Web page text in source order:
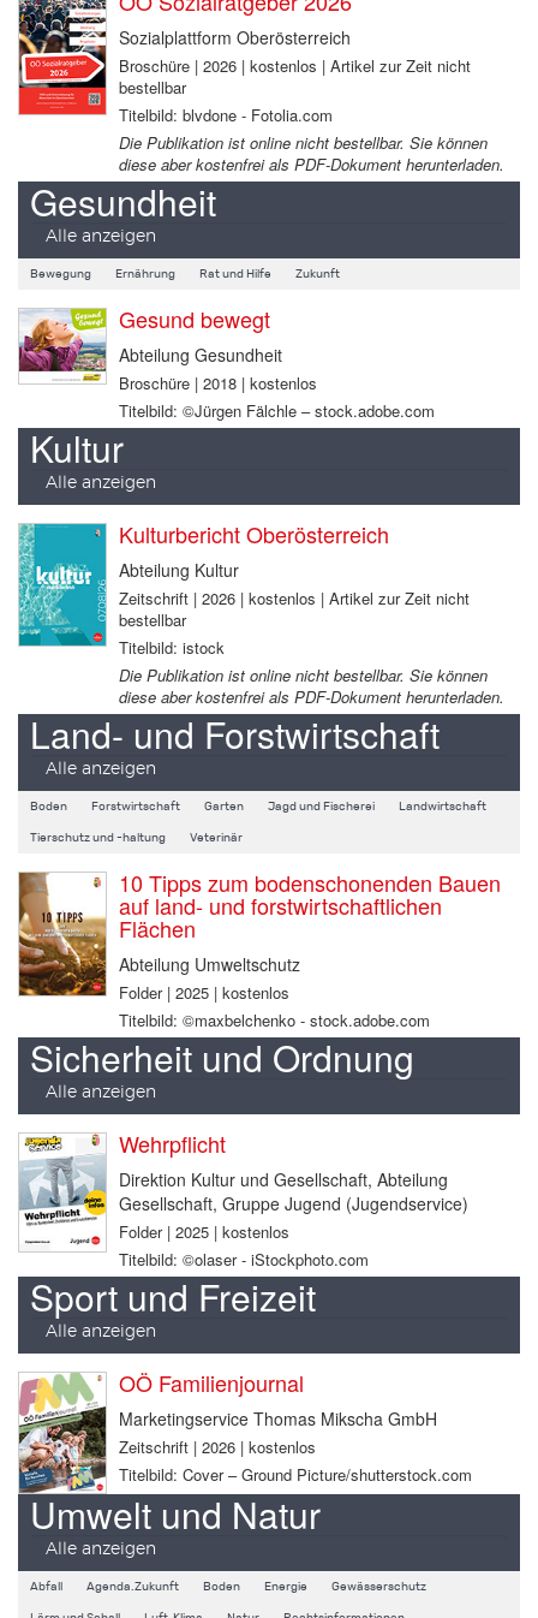
Sozialplattform Oberösterreich
Broschüre | 2026 | kostenlos | Artikel zur Zeit nicht
bestellbar
Titelbild: blvdone - Fotolia.com
Die Publikation ist online nicht bestellbar. Sie können
diese aber kostenfrei als PDF-Dokument herunterladen.
Gesundheit
Alle anzeigen
Bewegung Ernährung Rat und Hilfe Zukunft
Gesund bewegt
Abteilung Gesundheit
Broschüre | 2018 | kostenlos
Titelbild: ©Jürgen Fälchle – stock.adobe.com
Kultur
Alle anzeigen
Kulturbericht Oberösterreich
Abteilung Kultur
Zeitschrift | 2026 | kostenlos | Artikel zur Zeit nicht
bestellbar
Titelbild: istock
Die Publikation ist online nicht bestellbar. Sie können
diese aber kostenfrei als PDF-Dokument herunterladen.
Land- und Forstwirtschaft
Alle anzeigen
Boden Forstwirtschaft Garten Jagd und Fischerei Landwirtschaft
Tierschutz und -haltung Veterinär
10 Tipps zum bodenschonenden Bauen
auf land- und forstwirtschaftlichen
Flächen
Abteilung Umweltschutz
Folder | 2025 | kostenlos
Titelbild: ©maxbelchenko - stock.adobe.com
Sicherheit und Ordnung
Alle anzeigen
Wehrpflicht
Direktion Kultur und Gesellschaft, Abteilung
Gesellschaft, Gruppe Jugend (Jugendservice)
Folder | 2025 | kostenlos
Titelbild: ©olaser - iStockphoto.com
Sport und Freizeit
Alle anzeigen
OÖ Familienjournal
Marketingservice Thomas Mikscha GmbH
Zeitschrift | 2026 | kostenlos
Titelbild: Cover – Ground Picture/shutterstock.com
Umwelt und Natur
Alle anzeigen
Abfall Agenda.Zukunft Boden Energie Gewässerschutz